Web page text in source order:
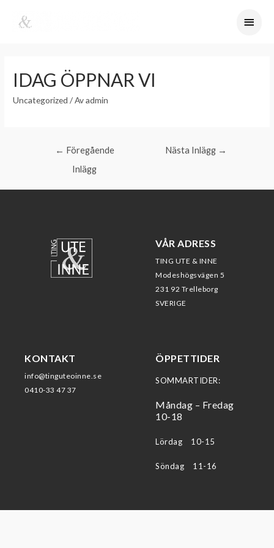
IDAG ÖPPNAR VI
Uncategorized / Avadmin
← Föregående
Inlägg
Nästa Inlägg →
VÅR ADRESS
TING UTE & INNE
Modeshögsvägen 5
231 92 Trelleborg
SVERIGE
KONTAKT
info@tinguteoinne.se
0410-33 47 37
ÖPPETTIDER
SOMMARTIDER:
Måndag – Fredag
10-18
Lördag 10-15
Söndag 11-16